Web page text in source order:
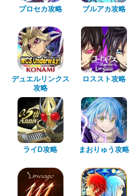
プロセカ攻略 ブルアカ攻略
デュエルリンクス
攻略
ロススト攻略
ライD攻略 まおりゅう攻略